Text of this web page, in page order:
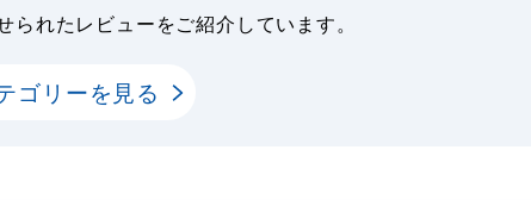
れたレビューをご紹介しています。
ゴリーを見る